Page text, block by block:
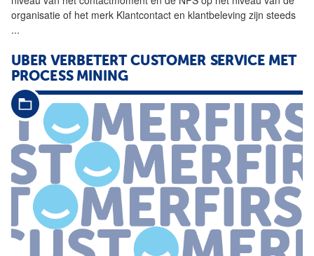
organisatie of het merk Klantcontact en klantbeleving zijn steeds
...
UBER VERBETERT CUSTOMER SERVICE MET
PROCESS MINING